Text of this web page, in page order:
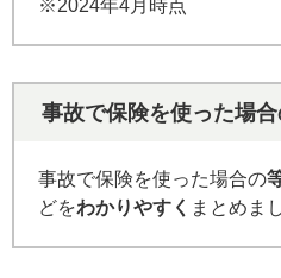
※2024年4月時点
事故で保険を使った場
事故で保険を使った場合の
どをわかりやすく まとめま